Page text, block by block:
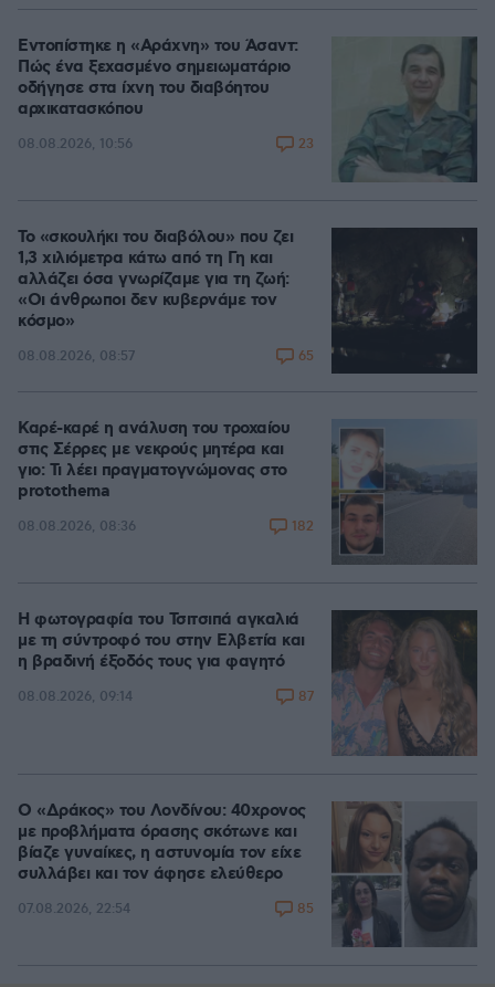
Εντοπίστηκε η «Αράχνη» του Άσαντ:
Πώς ένα ξεχασμένο σημειωματάριο
οδήγησε στα ίχνη του διαβόητου
αρχικατασκόπου
08.08.2026, 10:56 23
Το «σκουλήκι του διαβόλου» που ζει
1,3 χιλιόμετρα κάτω από τη Γη και
αλλάζει όσα γνωρίζαμε για τη ζωή:
«Οι άνθρωποι δεν κυβερνάμε τον
κόσμο»
08.08.2026, 08:57 65
Καρέ-καρέ η ανάλυση του τροχαίου
στις Σέρρες με νεκρούς μητέρα και
γιο: Τι λέει πραγματογνώμονας στο
protothema
08.08.2026, 08:36 182
Η φωτογραφία του Τσιτσιπά αγκαλιά
με τη σύντροφό του στην Ελβετία και
η βραδινή έξοδός τους για φαγητό
08.08.2026, 09:14 87
Ο «Δράκος» του Λονδίνου: 40χρονος
με προβλήματα όρασης σκότωνε και
βίαζε γυναίκες, η αστυνομία τον είχε
συλλάβει και τον άφησε ελεύθερο
07.08.2026, 22:54 85